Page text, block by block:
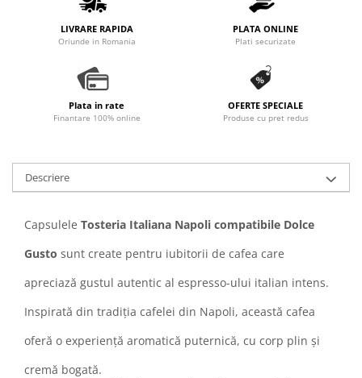
LIVRARE RAPIDA
Oriunde in Romania
PLATA ONLINE
Plati securizate
Plata in rate
Finantare 100% online
OFERTE SPECIALE
Produse cu pret redus
Descriere
Capsulele Tosteria Italiana Napoli compatibile Dolce
Gusto sunt create pentru iubitorii de cafea care
apreciază gustul autentic al espresso-ului italian intens.
Inspirată din tradiția cafelei din Napoli, această cafea
oferă o experiență aromatică puternică, cu corp plin și
cremă bogată.